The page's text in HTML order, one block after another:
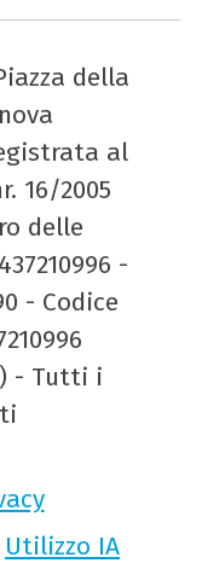
della
al
16/2005
delle
-
- Codice
- Tutti i
Utilizzo IA